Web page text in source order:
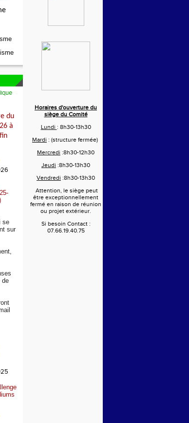
du
à
se
sur
de
Horaires d'ouverture du
siège du Comité
Lundi : 8h30-13h30
Mardi : (structure fermée)
Mercredi :8h30-12h30
Jeudi :8h30-13h30
Vendredi :8h30-13h30
Attention, le siège peut
être exceptionnellement
fermé en raison de réunion
ou projet extérieur.
Si besoin Contact :
07.66.19.40.75